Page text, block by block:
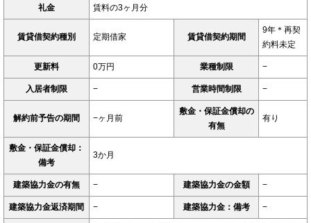
礼金 賃料の3ヶ月分
賃貸借契約種別 定期借家 賃貸借契約期間
9年＊再契
約料未定
更新料 0万円 業種制限 −
入居者制限 − 営業時間制限 −
解約前予告の期間 −ヶ月前
敷金・保証金償却の
有無
有り
敷金・保証金償却：
備考
3か月
建築協力金の有無 − 建築協力金の金額 −
建築協力金返済期間 − 建築協力金：備考 −